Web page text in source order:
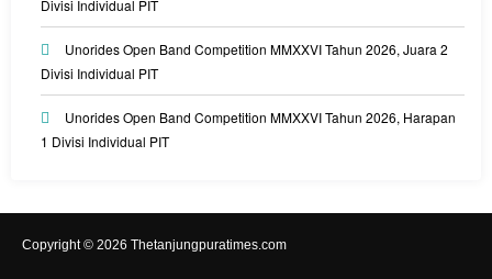
Divisi Individual PIT
Unorides Open Band Competition MMXXVI Tahun 2026, Juara 2
Divisi Individual PIT
Unorides Open Band Competition MMXXVI Tahun 2026, Harapan
1 Divisi Individual PIT
Copyright © 2026 Thetanjungpuratimes.com